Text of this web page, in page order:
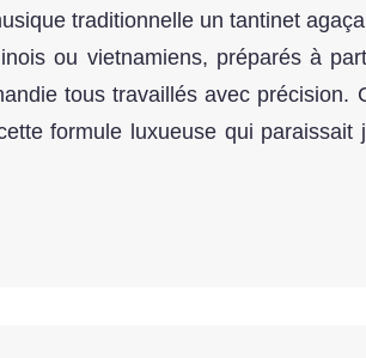
traditionnelle un tantinet
ou vietnamiens, préparés à
tous travaillés avec précision.
formule luxueuse qui